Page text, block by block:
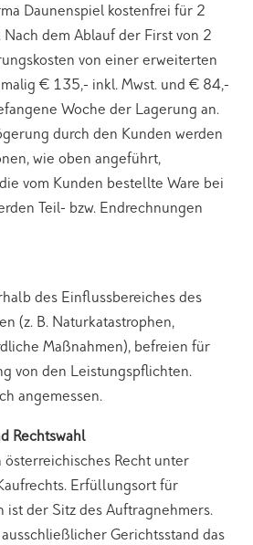
Daunenspiel kostenfrei für 2
dem Ablauf der First von 2
von einer erweiterten
€ 135,- inkl. Mwst. und € 84,-
Woche der Lagerung an.
durch den Kunden werden
wie oben angeführt,
vom Kunden bestellte Ware bei
Teil- bzw. Endrechnungen
des Einflussbereiches des
(z. B. Naturkatastrophen,
Maßnahmen), befreien für
von den Leistungspflichten.
angemessen.
Rechtswahl
österreichisches Recht unter
Erfüllungsort für
ist der Sitz des Auftragnehmers.
Gerichtsstand das